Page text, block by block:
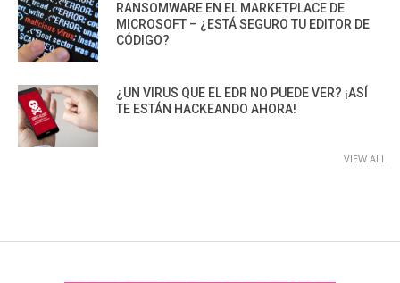
RANSOMWARE EN EL MARKETPLACE DE
MICROSOFT – ¿ESTÁ SEGURO TU EDITOR DE
CÓDIGO?
¿UN VIRUS QUE EL EDR NO PUEDE VER? ¡ASÍ
TE ESTÁN HACKEANDO AHORA!
VIEW ALL